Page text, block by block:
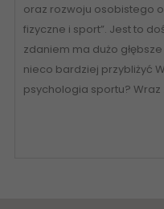
oraz rozwoju osobistego
fizyczne i sport”. Jest to
zdaniem ma dużo
nieco bardziej przybliżyć
psychologia sportu?